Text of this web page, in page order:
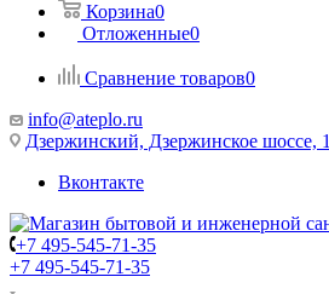
Корзина0
Отложенные0
Сравнение товаров0
info@ateplo.ru
Дзержинский, Дзержинское шоссе, 1
Вконтакте
+7 495-545-71-35
+7 495-545-71-35